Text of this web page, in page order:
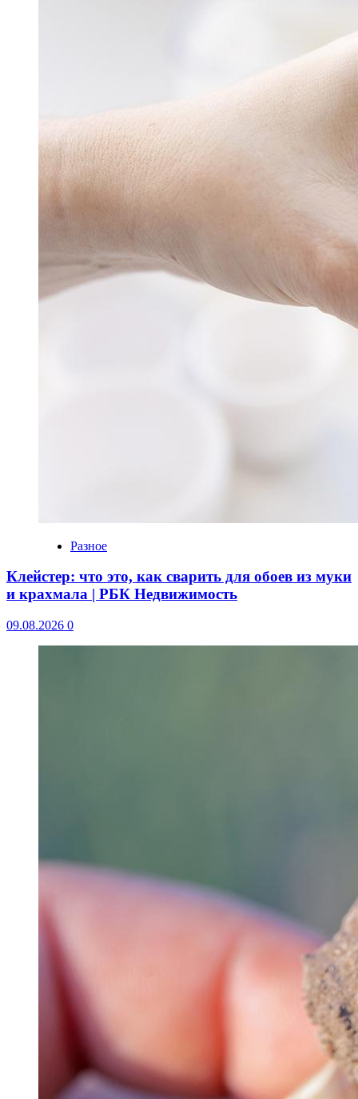
Разное
Клейстер: что это, как сварить для обоев из муки
и крахмала | РБК Недвижимость
09.08.2026 0